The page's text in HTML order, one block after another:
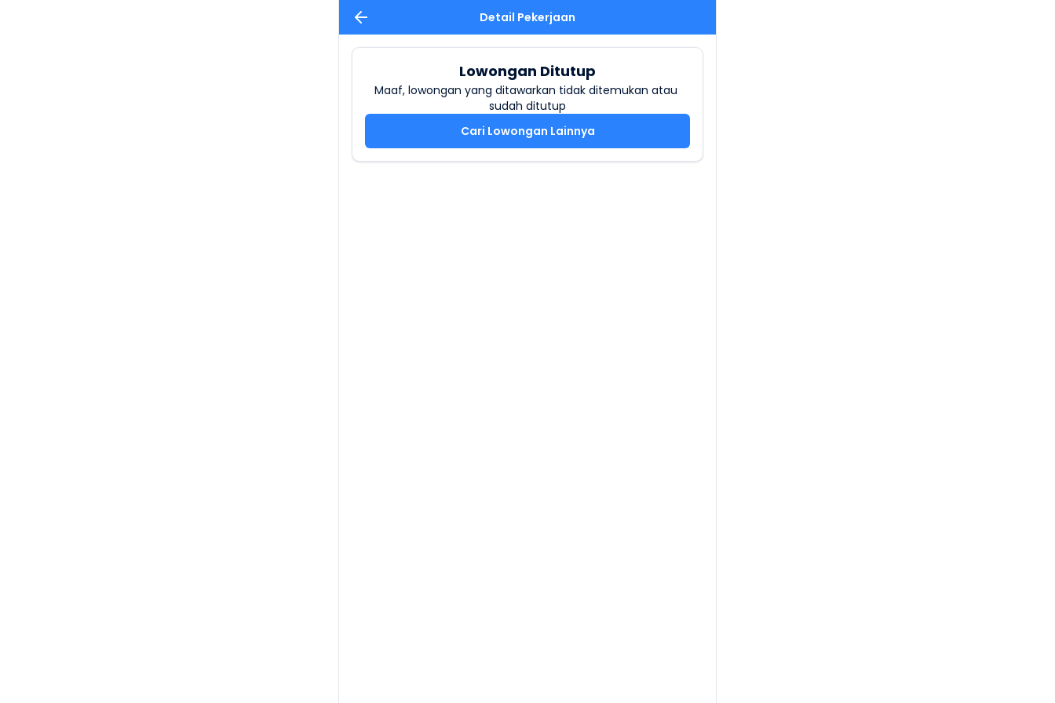
Detail Pekerjaan
Lowongan Ditutup
Maaf, lowongan yang ditawarkan tidak ditemukan atau
sudah ditutup
Cari Lowongan Lainnya